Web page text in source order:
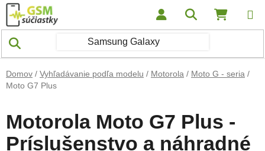
Prejsť na obsah Hľadať
Domov / Vyhľadávanie podľa modelu / Motorola / Moto G - seria /
Moto G7 Plus
Motorola Moto G7 Plus -
Príslušenstvo a náhradné